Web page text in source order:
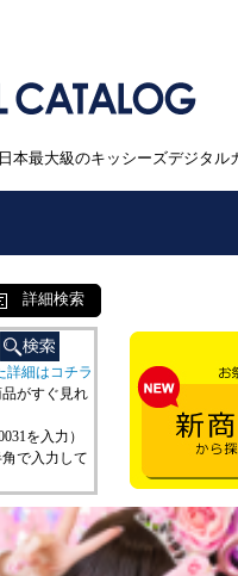
本最大級のキッシーズデジタル
詳細検索
詳細はコチラ
がすぐ見れ
を入力）
で入力して